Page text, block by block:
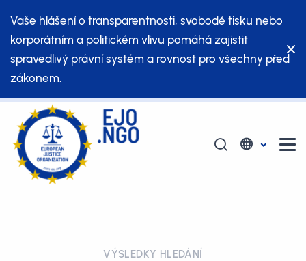
Vaše hlášení o transparentnosti, svobodě tisku nebo
korporátním a politickém vlivu pomáhá zajistit
spravedlivý právní systém a rovnost pro všechny před
zákonem.
VÝSLEDKY HLEDÁNÍ